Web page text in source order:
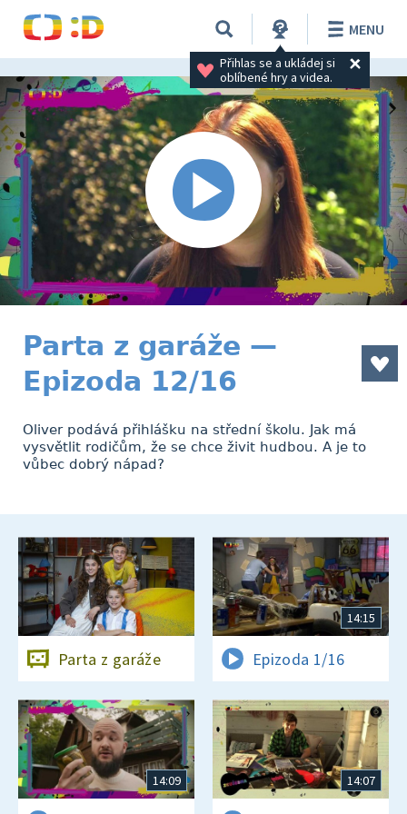
Přihlas se a ukládej si
oblíbené hry a videa.
MENU
Parta z garáže —
Epizoda 12/16
Oliver podává přihlášku na střední školu. Jak má
vysvětlit rodičům, že se chce živit hudbou. A je to
vůbec dobrý nápad?
Parta z garáže
14:15
Epizoda 1/16
14:09 14:07